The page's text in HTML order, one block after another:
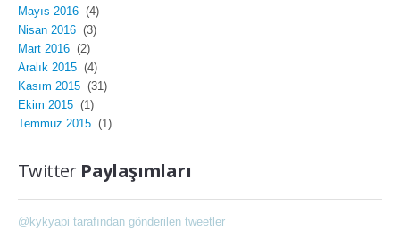
Mayıs 2016 (4)
Nisan 2016 (3)
Mart 2016 (2)
Aralık 2015 (4)
Kasım 2015 (31)
Ekim 2015 (1)
Temmuz 2015 (1)
TwitterPaylaşımları
@kykyapi tarafından gönderilen tweetler